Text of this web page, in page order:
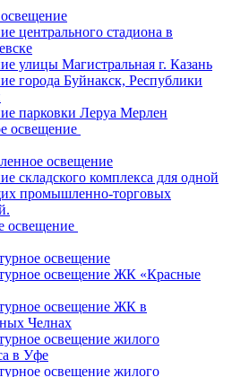
центрального стадиона в
улицы Магистральная г. Казань
города Буйнакск, Республики
парковки Леруа Мерлен
освещение
освещение
складского комплекса для одной
промышленно-торговых
освещение
освещение
освещение ЖК «Красные
освещение ЖК в
Челнах
освещение жилого
в Уфе
освещение жилого